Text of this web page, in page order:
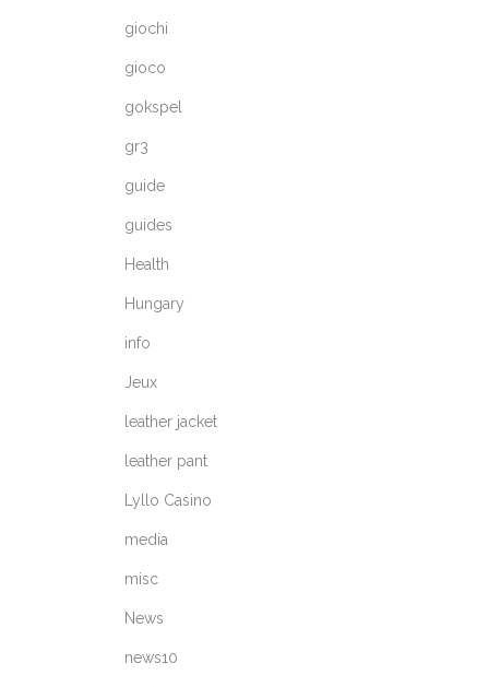
giochi
gioco
gokspel
gr3
guide
guides
Health
Hungary
info
Jeux
leather jacket
leather pant
Lyllo Casino
media
misc
News
news10